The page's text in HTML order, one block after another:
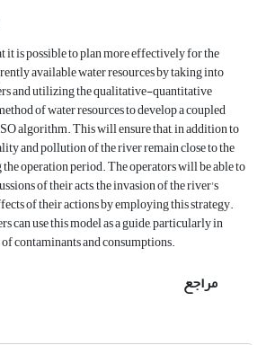
it is possible to plan more effectively for the
available water resources by taking into
and utilizing the qualitative-quantitative
of water resources to develop a coupled
algorithm. This will ensure that, in addition to
and pollution of the river remain close to the
operation period. The operators will be able to
of their acts, the invasion of the river's
of their actions by employing this strategy.
can use this model as a guide, particularly in
contaminants and consumptions.
مراجع